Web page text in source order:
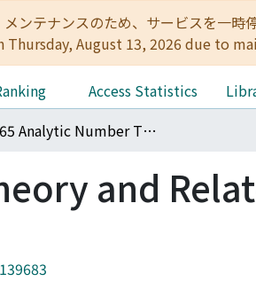
メンテナンスのため、サービスを一
August 13, 2026 due to
Access Statistics
1665 Analytic Number Theory and Related Areas
and